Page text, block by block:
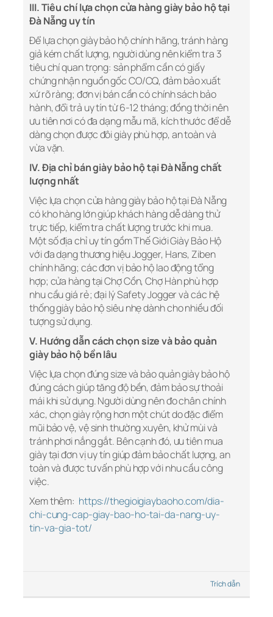
III. Tiêu chí lựa chọn cửa hàng giày bảo hộ tại
Đà Nẵng uy tín
Để lựa chọn giày bảo hộ chính hãng, tránh hàng
giả kém chất lượng, người dùng nên kiểm tra 3
tiêu chí quan trọng: sản phẩm cần có giấy
chứng nhận nguồn gốc CO/CQ, đảm bảo xuất
xứ rõ ràng; đơn vị bán cần có chính sách bảo
hành, đổi trả uy tín từ 6-12 tháng; đồng thời nên
ưu tiên nơi có đa dạng mẫu mã, kích thước để dễ
dàng chọn được đôi giày phù hợp, an toàn và
vừa vặn.
IV. Địa chỉ bán giày bảo hộ tại Đà Nẵng chất
lượng nhất
Việc lựa chọn cửa hàng giày bảo hộ tại Đà Nẵng
có kho hàng lớn giúp khách hàng dễ dàng thử
trực tiếp, kiểm tra chất lượng trước khi mua.
Một số địa chỉ uy tín gồm Thế Giới Giày Bảo Hộ
với đa dạng thương hiệu Jogger, Hans, Ziben
chính hãng; các đơn vị bảo hộ lao động tổng
hợp; cửa hàng tại Chợ Cồn, Chợ Hàn phù hợp
nhu cầu giá rẻ; đại lý Safety Jogger và các hệ
thống giày bảo hộ siêu nhẹ dành cho nhiều đối
tượng sử dụng.
V. Hướng dẫn cách chọn size và bảo quản
giày bảo hộ bền lâu
Việc lựa chọn đúng size và bảo quản giày bảo hộ
đúng cách giúp tăng độ bền, đảm bảo sự thoải
mái khi sử dụng. Người dùng nên đo chân chính
xác, chọn giày rộng hơn một chút do đặc điểm
mũi bảo vệ, vệ sinh thường xuyên, khử mùi và
tránh phơi nắng gắt. Bên cạnh đó, ưu tiên mua
giày tại đơn vị uy tín giúp đảm bảo chất lượng, an
toàn và được tư vấn phù hợp với nhu cầu công
việc.
Xem thêm: https://thegioigiaybaoho.com/dia-
chi-cung-cap-giay-bao-ho-tai-da-nang-uy-
tin-va-gia-tot/
Trích dẫn